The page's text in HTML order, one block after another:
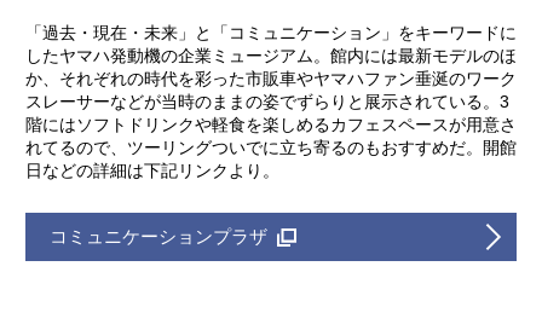
「過去・現在・未来」と「コミュニケーション」をキーワードに
したヤマハ発動機の企業ミュージアム。館内には最新モデルのほ
か、それぞれの時代を彩った市販車やヤマハファン垂涎のワーク
スレーサーなどが当時のままの姿でずらりと展示されている。3
階にはソフトドリンクや軽食を楽しめるカフェスペースが用意さ
れてるので、ツーリングついでに立ち寄るのもおすすめだ。開館
日などの詳細は下記リンクより。
コミュニケーションプラザ